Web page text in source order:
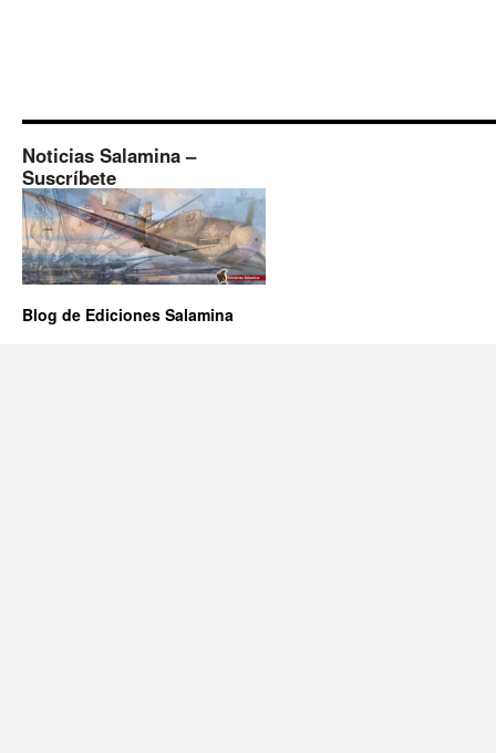
Noticias Salamina –
Suscríbete
Blog de Ediciones Salamina